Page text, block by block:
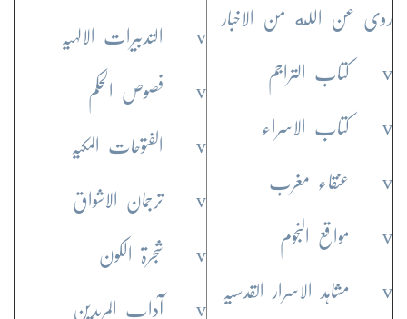
روی عن الله من الاخبار
v کتاب التراجم
v کتاب الاسراء
v عنقاء مغرب
v مواقع النجوم
v مشاہد الاسرار القدسیہ
v التدبیرات الالہیہ
v فصوص الحکم
v الفتوحات المکیہ
v ترجمان الاشواق
v شجرۃ الکون
v آداب المریدین